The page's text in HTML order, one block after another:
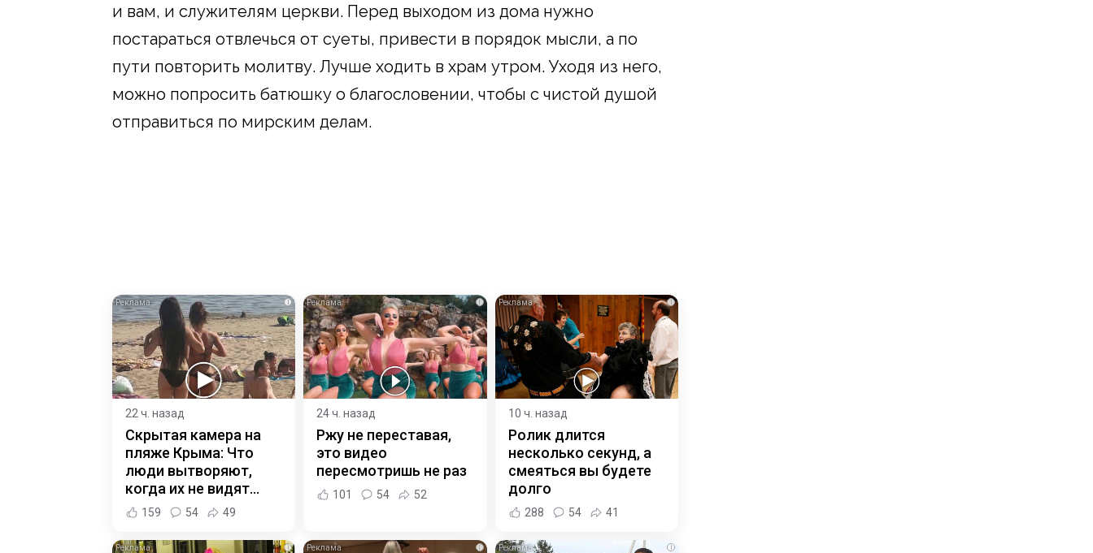
и вам, и служителям церкви. Перед выходом из дома нужно
постараться отвлечься от суеты, привести в порядок мысли, а по
пути повторить молитву. Лучше ходить в храм утром. Уходя из него,
можно попросить батюшку о благословении, чтобы с чистой душой
отправиться по мирским делам.
i
22 ч. назад
Скрытая камера на
пляже Крыма: Что
люди вытворяют,
когда их не видят...
159 54 49
i
24 ч. назад
Ржу не переставая,
это видео
пересмотришь не раз
101 54 52
i
10 ч. назад
Ролик длится
несколько секунд, а
смеяться вы будете
долго
288 54 41
i i i